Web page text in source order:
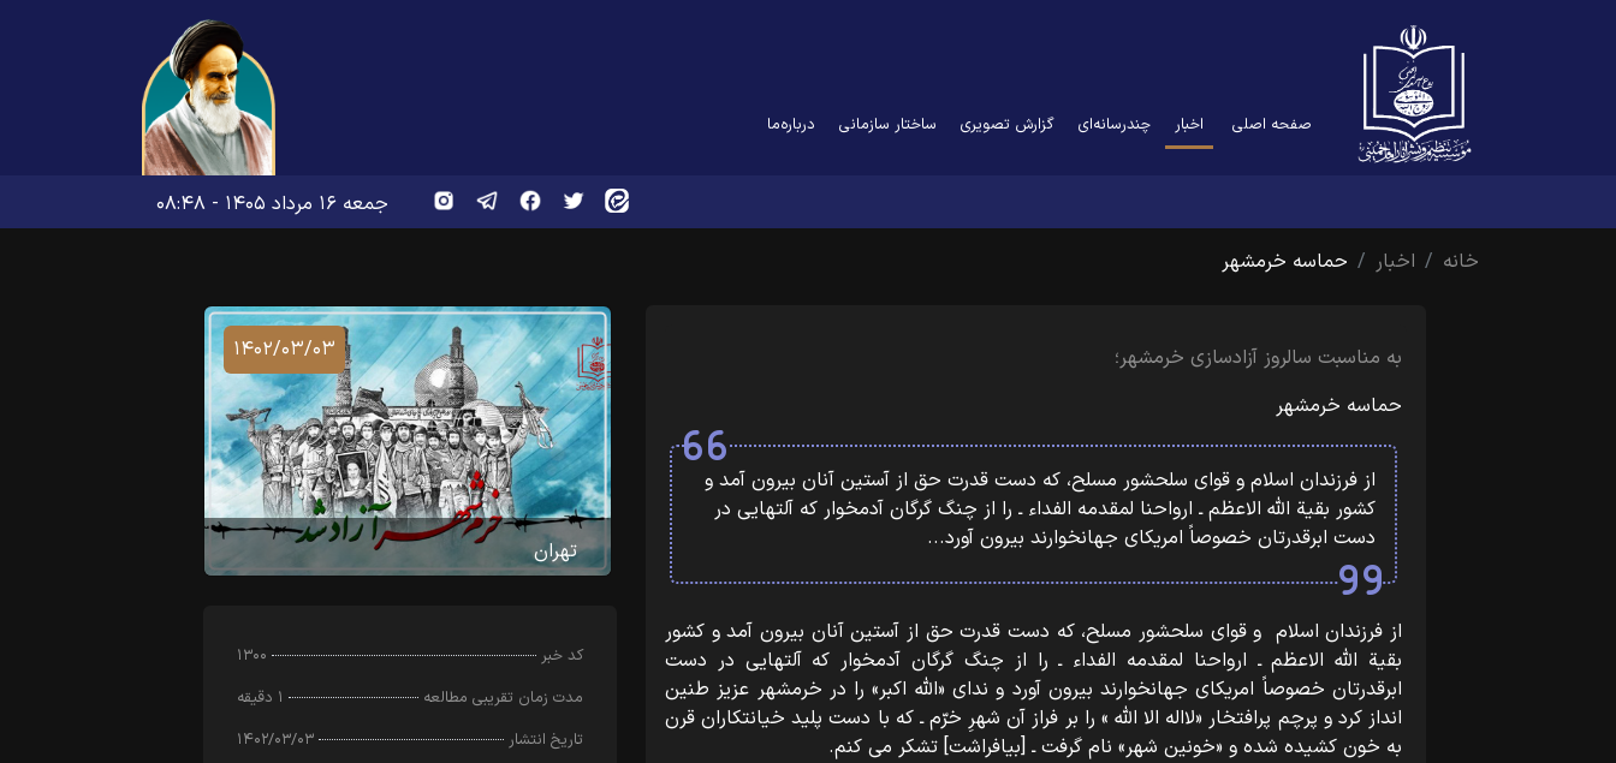
صفحه اصلی اخبار چندرسانه‌ای گزارش تصویری ساختار سازمانی درباره‌ما
جمعه ۱۶ مرداد ۱۴۰۵ - ۰۸:۴۸
خانه
اخبار حماسه خرمشهر
به مناسبت سالروز آزادسازی خرمشهر؛
حماسه خرمشهر
از فرزندان اسلام و قوای سلحشور مسلح، که دست قدرت حق از‏‎ ‎‏آستین آنان بیرون آمد و
کشور بقیة الله الاعظم ـ ارواحنا لمقدمه الفداء ـ را از چنگ گرگان‏‎ ‎‏آدمخوار که آلتهایی در
دست ابرقدرتان خصوصاً امریکای جهانخوارند بیرون آورد...
از فرزندان اسلام و قوای سلحشور مسلح، که دست قدرت حق از‏‎ ‎‏آستین آنان بیرون آمد و کشور
بقیة الله الاعظم ـ ارواحنا لمقدمه الفداء ـ را از چنگ گرگان‏‎ ‎‏آدمخوار که آلتهایی در دست
ابرقدرتان خصوصاً امریکای جهانخوارند بیرون آورد و‏‎ ‎‏ندای «الله اکبر» را در خرمشهر عزیز طنین
انداز کرد و پرچم پرافتخار «لااله الا الله » را بر‏‎ ‎‏فراز آن شهرِ خرّم ـ که با دست پلید خیانتکاران قرن
به خون کشیده شده و «خونین‏‎ ‎‏شهر»‏‎ نام گرفت ـ ‏‏[‏‏بیافراشت‏‏]‏‏ تشکر می کنم.
۱۴۰۲/۰۳/۰۳
تهران
کد خبر
۱۳۰۰
مدت زمان تقریبی مطالعه
۱ دقیقه
تاریخ انتشار
۱۴۰۲/۰۳/۰۳